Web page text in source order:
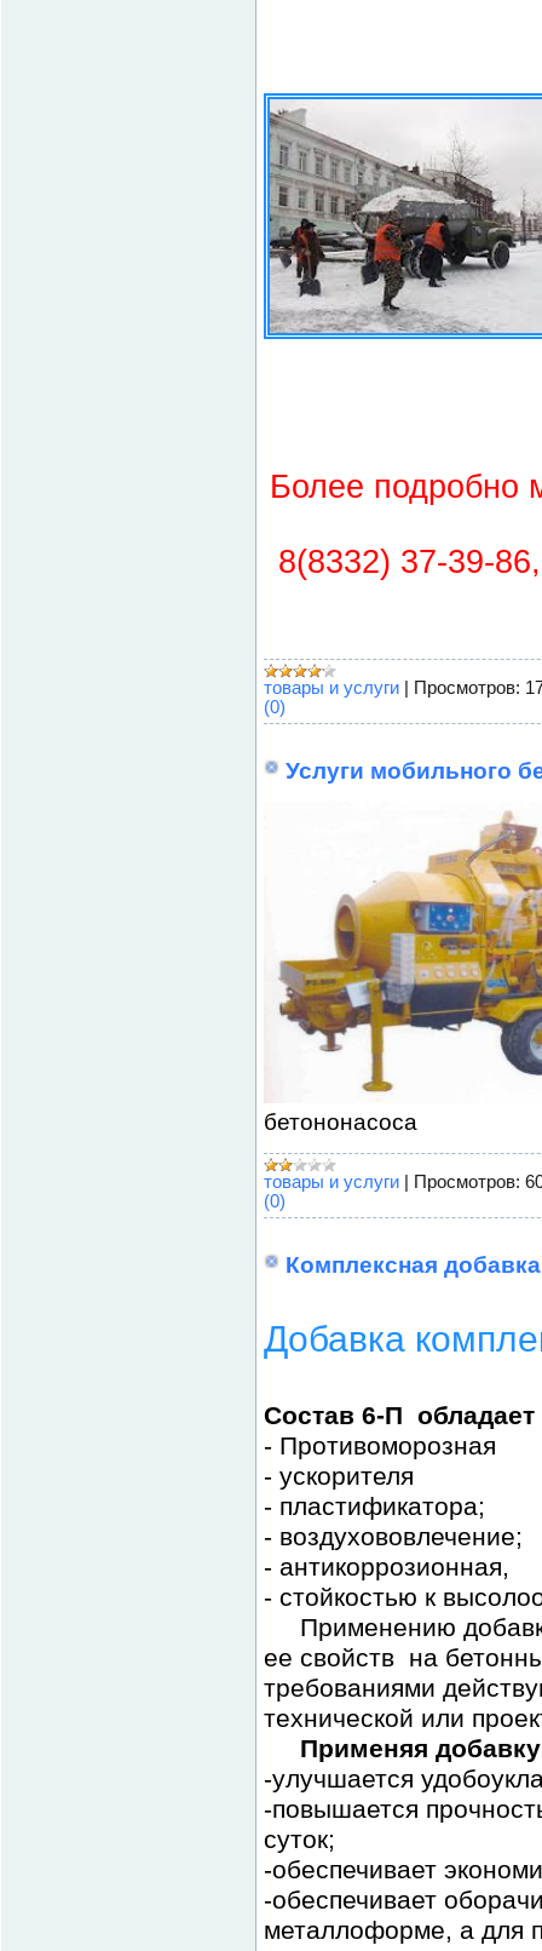
Более подробно
8(8332) 37-39-
товары и услуги Просмотров:
(0)
Услуги мобильного
бетононасоса
товары и услуги Просмотров:
(0)
Комплексная
Добавка
Состав 6-П
- Противоморозная
- ускорителя
- пластификатора;
- воздухововлечение;
- антикоррозионная,
- стойкостью к
Применению
ее свойств на
требованиями
технической или
Применяя
-улучшается
-повышается
суток;
-обеспечивает
-обеспечивает
металлоформе, а для